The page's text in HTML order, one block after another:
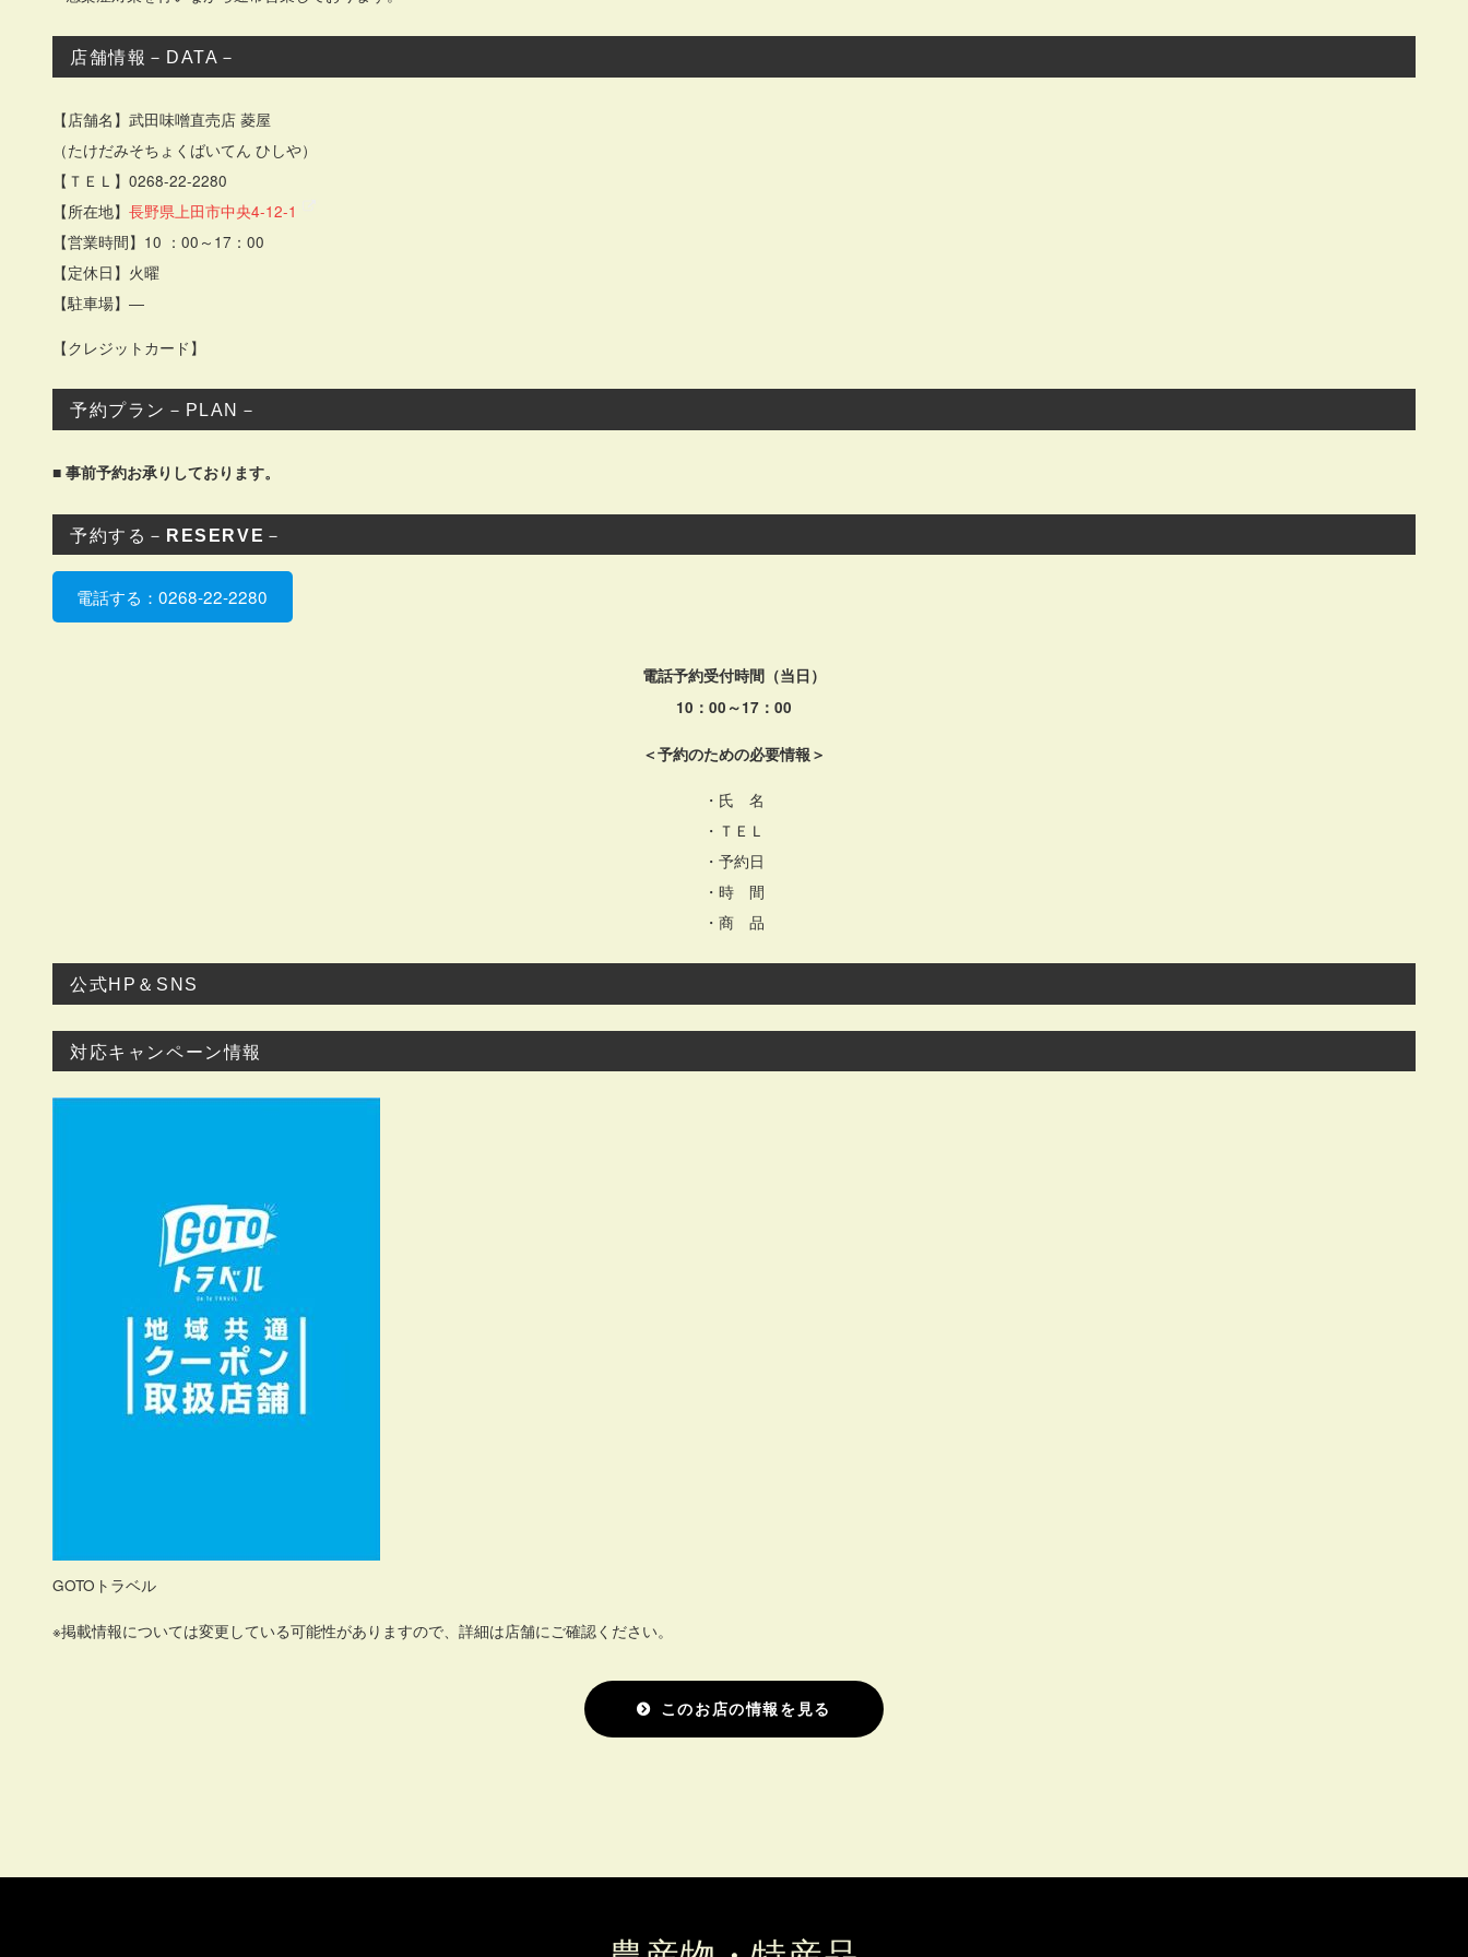
店舗情報－DATA－
【店舗名】武田味噌直売店 菱屋
（たけだみそちょくばいてん ひしや）
【ＴＥＬ】0268-22-2280
【所在地】 長野県上田市中央4-12-1
【営業時間】10 ：00～17：00
【定休日】火曜
【駐車場】―
【クレジットカード】
予約プラン－PLAN－
■ 事前予約お承りしております。
予約する－ RESERVE －
電話する：0268-22-2280
電話予約受付時間（当日）
10：00～17：00
＜予約のための必要情報＞
・氏 名
・ＴＥＬ
・予約日
・時 間
・商 品
公式HP＆SNS
対応キャンペーン情報
GOTOトラベル
※掲載情報については変更している可能性がありますので、詳細は店舗にご確認ください。
このお店の情報を見る